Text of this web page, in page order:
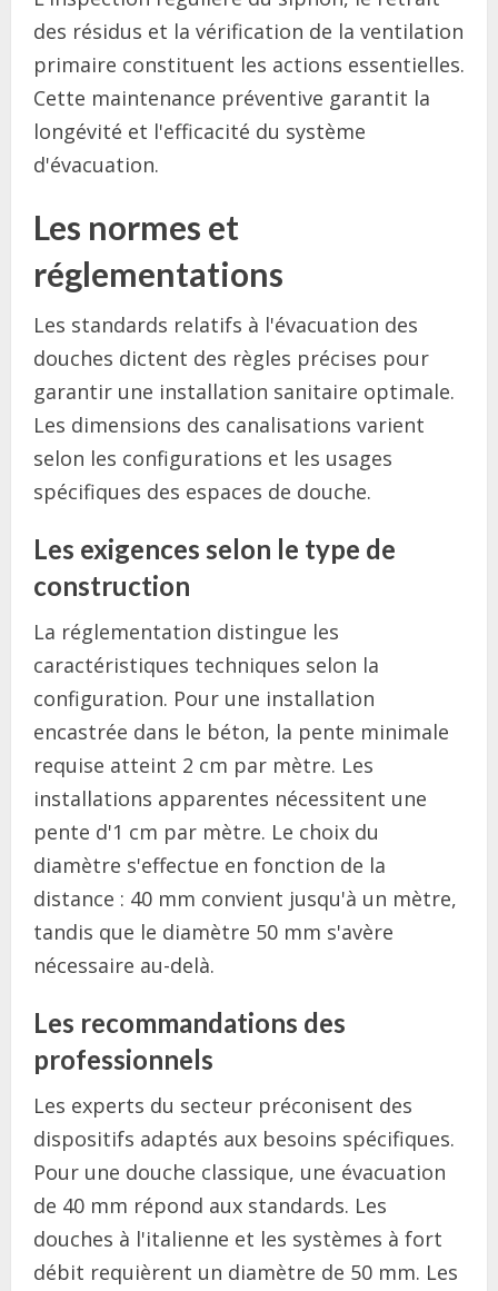
des résidus et la vérification de la ventilation
primaire constituent les actions essentielles.
Cette maintenance préventive garantit la
longévité et l'efficacité du système
d'évacuation.
Les normes et
réglementations
Les standards relatifs à l'évacuation des
douches dictent des règles précises pour
garantir une installation sanitaire optimale.
Les dimensions des canalisations varient
selon les configurations et les usages
spécifiques des espaces de douche.
Les exigences selon le type de
construction
La réglementation distingue les
caractéristiques techniques selon la
configuration. Pour une installation
encastrée dans le béton, la pente minimale
requise atteint 2 cm par mètre. Les
installations apparentes nécessitent une
pente d'1 cm par mètre. Le choix du
diamètre s'effectue en fonction de la
distance : 40 mm convient jusqu'à un mètre,
tandis que le diamètre 50 mm s'avère
nécessaire au-delà.
Les recommandations des
professionnels
Les experts du secteur préconisent des
dispositifs adaptés aux besoins spécifiques.
Pour une douche classique, une évacuation
de 40 mm répond aux standards. Les
douches à l'italienne et les systèmes à fort
débit requièrent un diamètre de 50 mm. Les